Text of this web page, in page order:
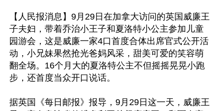
【人民报消息】9月29日在加拿大访问的英国威廉王
子夫妇，带着乔治小王子和夏洛特小公主参加儿童
园游会，这是威廉一家4口首度合体出席官式公开活
动，小兄妹果然抢光爸妈风采，甜美可爱的笑容萌
翻全场。16个月大的夏洛特公主不但摇摇晃晃小跑
步，还首度当众开口说话。
据英国《每日邮报》报导，9月29日这一天，威廉王